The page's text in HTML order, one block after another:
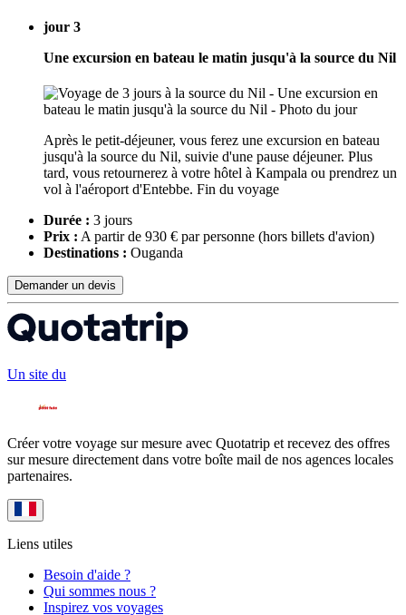
jour 3
Une excursion en bateau le matin jusqu'à la source du Nil
Après le petit-déjeuner, vous ferez une excursion en bateau
jusqu'à la source du Nil, suivie d'une pause déjeuner. Plus
tard, vous retournerez à votre hôtel à Kampala ou prendrez un
vol à l'aéroport d'Entebbe. Fin du voyage
Durée : 3 jours
Prix : A partir de 930 € par personne (hors billets d'avion)
Destinations : Ouganda
Demander un devis
Un site du
Créer votre voyage sur mesure avec Quotatrip et recevez des offres
sur mesure directement dans votre boîte mail de nos agences locales
partenaires.
Liens utiles
Besoin d'aide ?
Qui sommes nous ?
Inspirez vos voyages